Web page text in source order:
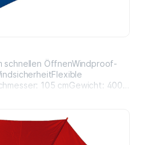
schnellen ÖffnenWindproof-
105 cmGewicht: 400